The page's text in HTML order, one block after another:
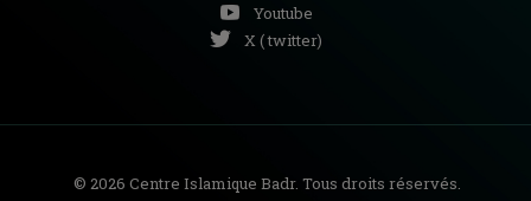
Youtube
X ( twitter)
© 2026 Centre Islamique Badr. Tous droits réservés.